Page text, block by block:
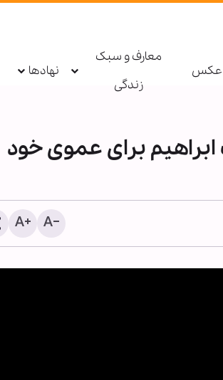
عکس
معارف و سبک
زندگی
نهادها
ـ ۲۱/ چرا حضرت ابراهیم برای عموی خود
وضعیت وخیم سلامت‌روان